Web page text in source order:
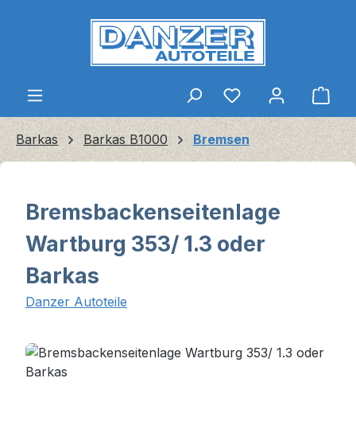
Zum Hauptinhalt springen
Barkas Barkas B1000 Bremsen
Bremsbackenseitenlage
Wartburg 353/ 1.3 oder
Barkas
Danzer Autoteile
Bildergalerie überspringen